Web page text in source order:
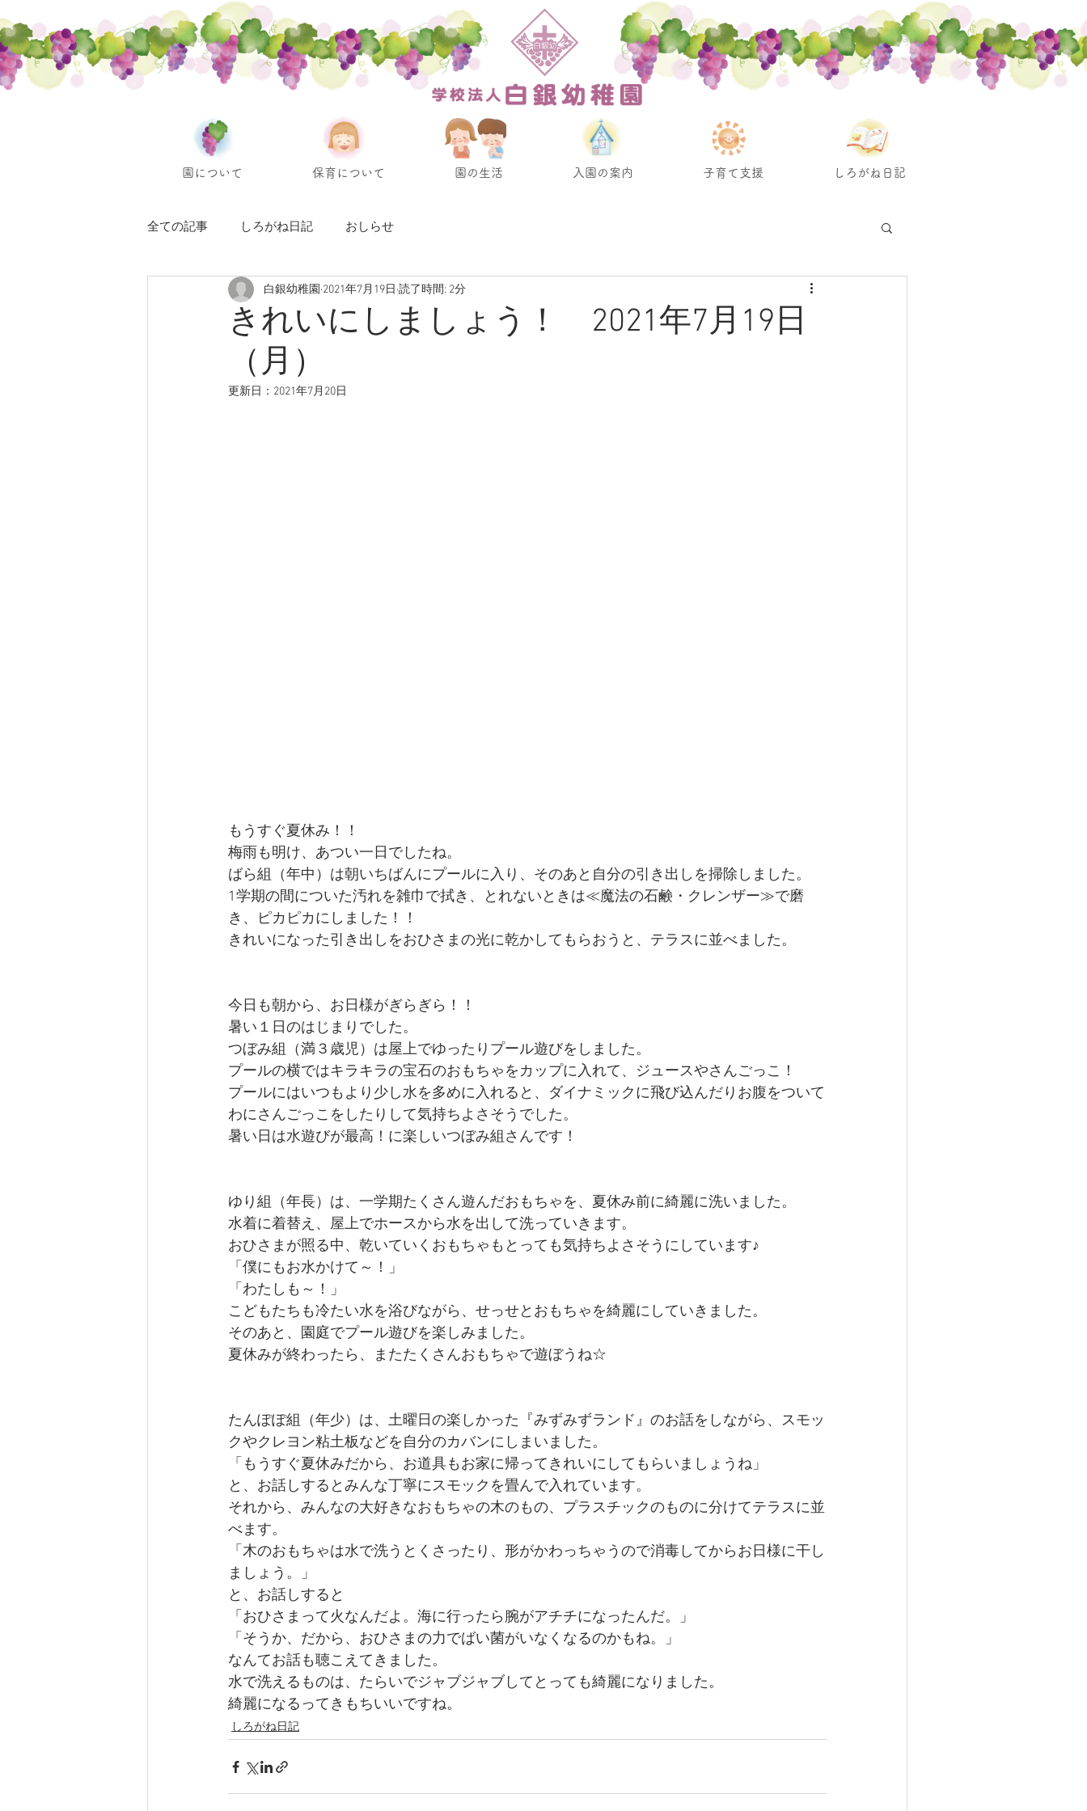
園について 保育について 園の生活 入園の案内 子育て支援 しろがね日記
全ての記事 しろがね日記 おしらせ
きれいにしましょう！ 2021年7月19日
（月）
白銀幼稚園 2021年7月19日 読了時間: 2分
更新日： 2021年7月20日
もうすぐ夏休み！！
梅雨も明け、あつい一日でしたね。
ばら組（年中）は朝いちばんにプールに入り、そのあと自分の引き出しを掃除しました。
1学期の間についた汚れを雑巾で拭き、とれないときは≪魔法の石鹸・クレンザー≫で磨
き、ピカピカにしました！！
きれいになった引き出しをおひさまの光に乾かしてもらおうと、テラスに並べました。
今日も朝から、お日様がぎらぎら！！
暑い１日のはじまりでした。
つぼみ組（満３歳児）は屋上でゆったりプール遊びをしました。
プールの横ではキラキラの宝石のおもちゃをカップに入れて、ジュースやさんごっこ！
プールにはいつもより少し水を多めに入れると、ダイナミックに飛び込んだりお腹をついて
わにさんごっこをしたりして気持ちよさそうでした。
暑い日は水遊びが最高！に楽しいつぼみ組さんです！
ゆり組（年長）は、一学期たくさん遊んだおもちゃを、夏休み前に綺麗に洗いました。
水着に着替え、屋上でホースから水を出して洗っていきます。
おひさまが照る中、乾いていくおもちゃもとっても気持ちよさそうにしています♪
「僕にもお水かけて～！」
「わたしも～！」
こどもたちも冷たい水を浴びながら、せっせとおもちゃを綺麗にしていきました。
そのあと、園庭でプール遊びを楽しみました。
夏休みが終わったら、またたくさんおもちゃで遊ぼうね☆
たんぽぽ組（年少）は、土曜日の楽しかった『みずみずランド』のお話をしながら、スモッ
クやクレヨン粘土板などを自分のカバンにしまいました。
「もうすぐ夏休みだから、お道具もお家に帰ってきれいにしてもらいましょうね」
と、お話しするとみんな丁寧にスモックを畳んで入れています。
それから、みんなの大好きなおもちゃの木のもの、プラスチックのものに分けてテラスに並
べます。
「木のおもちゃは水で洗うとくさったり、形がかわっちゃうので消毒してからお日様に干し
ましょう。」
と、お話しすると
「おひさまって火なんだよ。海に行ったら腕がアチチになったんだ。」
「そうか、だから、おひさまの力でばい菌がいなくなるのかもね。」
なんてお話も聴こえてきました。
水で洗えるものは、たらいでジャブジャブしてとっても綺麗になりました。
綺麗になるってきもちいいですね。
しろがね日記